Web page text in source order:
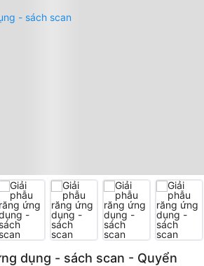
dụng - sách scan - Quyển